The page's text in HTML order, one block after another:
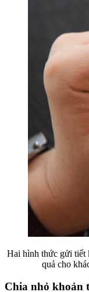
Hai hình thức gửi tiết
quả cho
Chia nhỏ khoản